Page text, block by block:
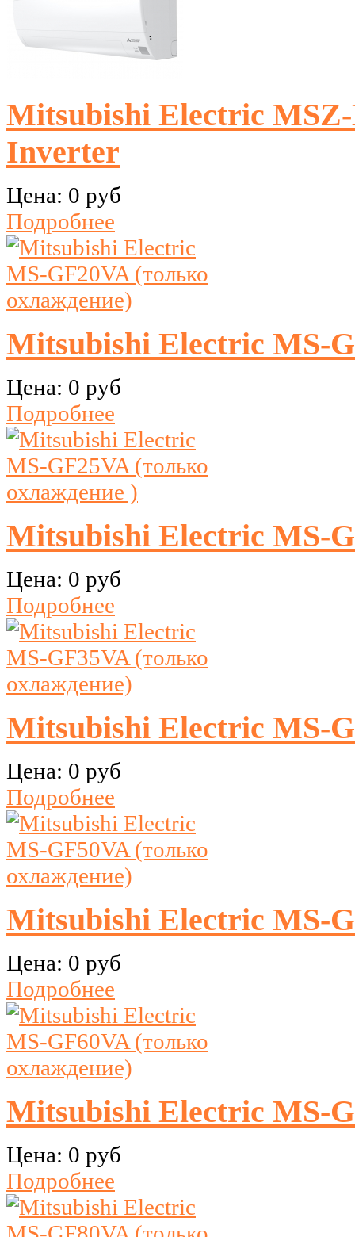
Mitsubishi Electric
Inverter
Цена: 0 руб
Подробнее
Mitsubishi Electric MS-
Цена: 0 руб
Подробнее
Mitsubishi Electric MS-
Цена: 0 руб
Подробнее
Mitsubishi Electric MS-
Цена: 0 руб
Подробнее
Mitsubishi Electric MS-
Цена: 0 руб
Подробнее
Mitsubishi Electric MS-
Цена: 0 руб
Подробнее